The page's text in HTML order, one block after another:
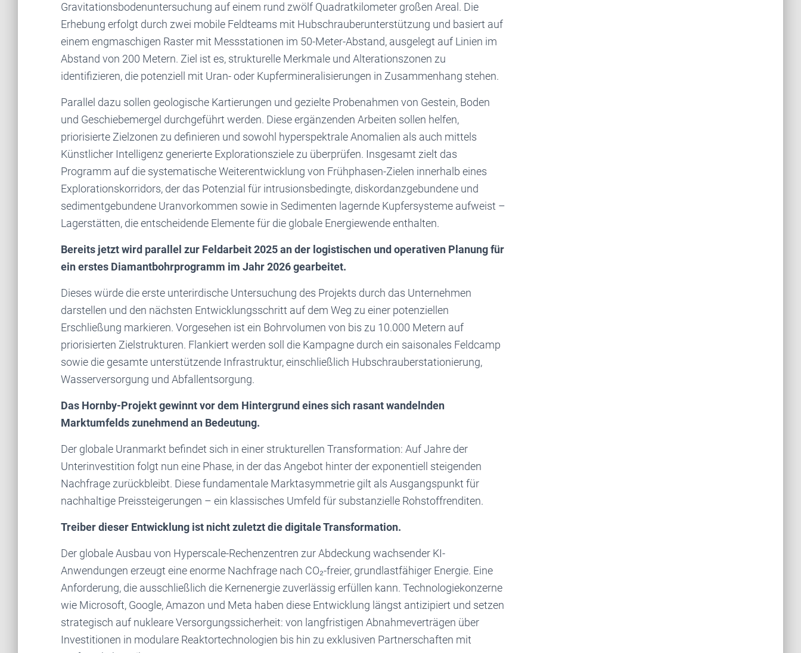
Gravitationsbodenuntersuchung auf einem rund zwölf Quadratkilometer großen Areal. Die
Erhebung erfolgt durch zwei mobile Feldteams mit Hubschrauberunterstützung und basiert auf
einem engmaschigen Raster mit Messstationen im 50-Meter-Abstand, ausgelegt auf Linien im
Abstand von 200 Metern. Ziel ist es, strukturelle Merkmale und Alterationszonen zu
identifizieren, die potenziell mit Uran- oder Kupfermineralisierungen in Zusammenhang stehen.
Parallel dazu sollen geologische Kartierungen und gezielte Probenahmen von Gestein, Boden
und Geschiebemergel durchgeführt werden. Diese ergänzenden Arbeiten sollen helfen,
priorisierte Zielzonen zu definieren und sowohl hyperspektrale Anomalien als auch mittels
Künstlicher Intelligenz generierte Explorationsziele zu überprüfen. Insgesamt zielt das
Programm auf die systematische Weiterentwicklung von Frühphasen-Zielen innerhalb eines
Explorationskorridors, der das Potenzial für intrusionsbedingte, diskordanzgebundene und
sedimentgebundene Uranvorkommen sowie in Sedimenten lagernde Kupfersysteme aufweist –
Lagerstätten, die entscheidende Elemente für die globale Energiewende enthalten.
Bereits jetzt wird parallel zur Feldarbeit 2025 an der logistischen und operativen Planung für
ein erstes Diamantbohrprogramm im Jahr 2026 gearbeitet.
Dieses würde die erste unterirdische Untersuchung des Projekts durch das Unternehmen
darstellen und den nächsten Entwicklungsschritt auf dem Weg zu einer potenziellen
Erschließung markieren. Vorgesehen ist ein Bohrvolumen von bis zu 10.000 Metern auf
priorisierten Zielstrukturen. Flankiert werden soll die Kampagne durch ein saisonales Feldcamp
sowie die gesamte unterstützende Infrastruktur, einschließlich Hubschrauberstationierung,
Wasserversorgung und Abfallentsorgung.
Das Hornby-Projekt gewinnt vor dem Hintergrund eines sich rasant wandelnden
Marktumfelds zunehmend an Bedeutung.
Der globale Uranmarkt befindet sich in einer strukturellen Transformation: Auf Jahre der
Unterinvestition folgt nun eine Phase, in der das Angebot hinter der exponentiell steigenden
Nachfrage zurückbleibt. Diese fundamentale Marktasymmetrie gilt als Ausgangspunkt für
nachhaltige Preissteigerungen – ein klassisches Umfeld für substanzielle Rohstoffrenditen.
Treiber dieser Entwicklung ist nicht zuletzt die digitale Transformation.
Der globale Ausbau von Hyperscale-Rechenzentren zur Abdeckung wachsender KI-
Anwendungen erzeugt eine enorme Nachfrage nach CO₂-freier, grundlastfähiger Energie. Eine
Anforderung, die ausschließlich die Kernenergie zuverlässig erfüllen kann. Technologiekonzerne
wie Microsoft, Google, Amazon und Meta haben diese Entwicklung längst antizipiert und setzen
strategisch auf nukleare Versorgungssicherheit: von langfristigen Abnahmeverträgen über
Investitionen in modulare Reaktortechnologien bis hin zu exklusiven Partnerschaften mit